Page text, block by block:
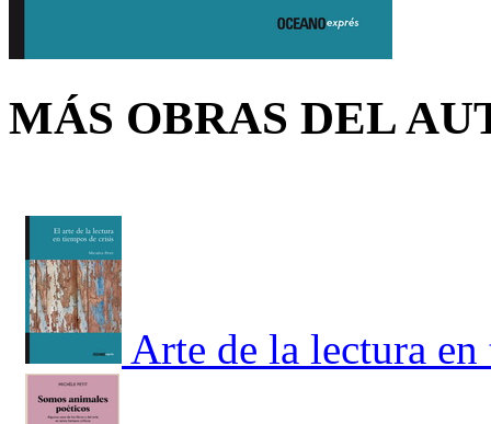
MÁS OBRAS DEL
Arte de la lectura